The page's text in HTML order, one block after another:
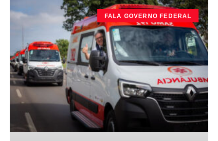
FALA GOVERNO FEDERAL